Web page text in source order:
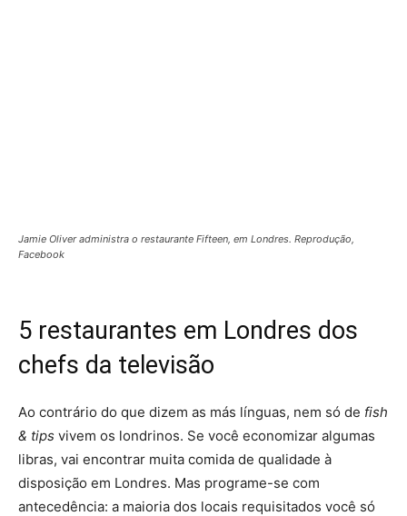
Jamie Oliver administra o restaurante Fifteen, em Londres. Reprodução,
Facebook
5 restaurantes em Londres dos
chefs da televisão
Ao contrário do que dizem as más línguas, nem só de fish
& tips vivem os londrinos. Se você economizar algumas
libras, vai encontrar muita comida de qualidade à
disposição em Londres. Mas programe-se com
antecedência: a maioria dos locais requisitados você só